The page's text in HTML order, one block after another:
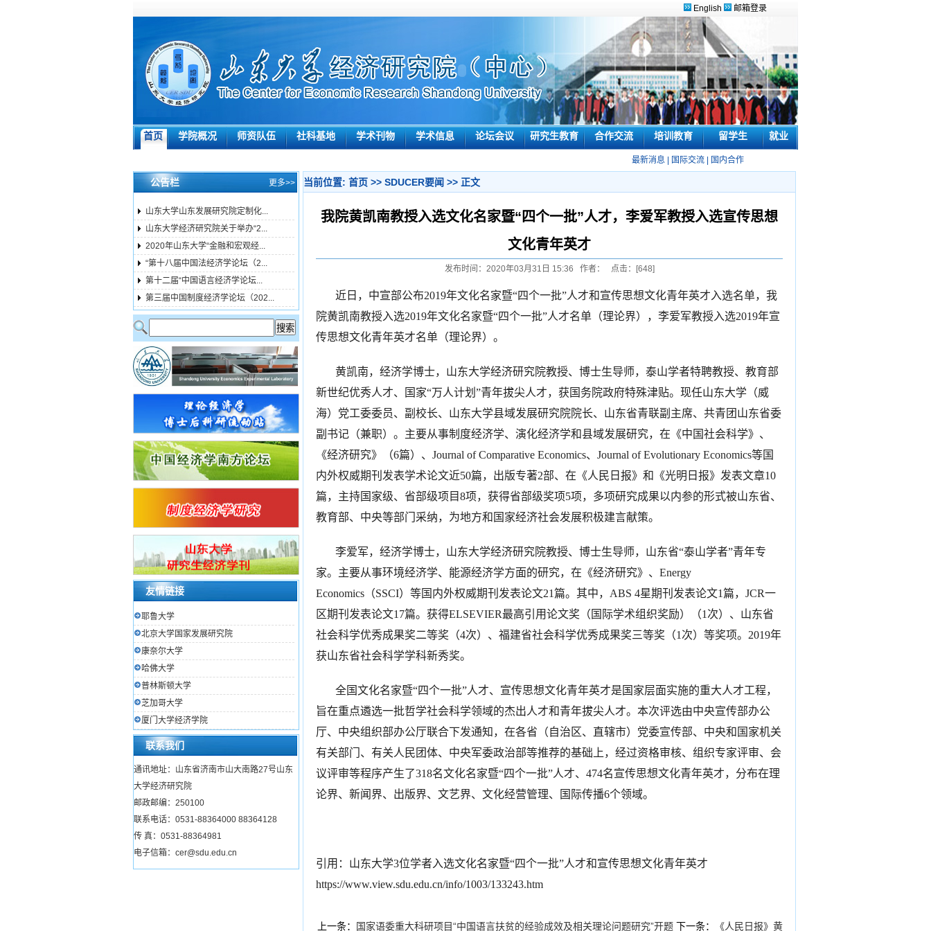
English 邮箱登录
首页 学院概况 师资队伍 社科基地 学术刊物 学术信息 论坛会议 研究生教育 合作交流 培训教育 留学生 就业
最新消息 国际交流 国内合作
公告栏 更多>>
山东大学山东发展研究院定制化...
山东大学经济研究院关于举办“2...
2020年山东大学“金融和宏观经...
“第十八届中国法经济学论坛（2...
第十二届“中国语言经济学论坛...
第三届中国制度经济学论坛（202...
友情链接
耶鲁大学
北京大学国家发展研究院
康奈尔大学
哈佛大学
普林斯顿大学
芝加哥大学
厦门大学经济学院
联系我们
通讯地址：山东省济南市山大南路27号山东
大学经济研究院
邮政邮编：250100
联系电话：0531-88364000 88364128
传 真：0531-88364981
电子信箱：cer@sdu.edu.cn
当前位置: 首页 >> SDUCER要闻 >> 正文
我院黄凯南教授入选文化名家暨“四个一批”人才，李爱军教授入选宣传思想
文化青年英才
发布时间：2020年03月31日 15:36 作者： 点击：[648]
近日，中宣部公布2019年文化名家暨“四个一批”人才和宣传思想文化青年英才入选名单， 我
院黄凯南教授入选2019年文化名家暨“四个一批”人才名单（理论界） ， 李爱军教授入选2019年宣
传思想文化青年英才名单（理论界）。
黄凯南，经济学博士， 山东大学经济研究院教授、博士生导师，泰山学者特聘教授、教育部
新世纪优秀人才、国家“万人计划”青年拔尖人才，获国务院政府特殊津贴。现任山东大学（威
海）党工委委员、副校长、山东大学县域发展研究院院长、山东省青联副主席、共青团山东省委
副书记（兼职） 。 主要从事制度经济学、演化经济学和县域发展研究，在《中国社会科学》、
《经济研究》（6篇）、Journal of Comparative Economics、Journal of Evolutionary Economics等国
内外权威期刊发表学术论文近50篇，出版专著2部、在《人民日报》和《光明日报》发表文章10
篇，主持国家级、省部级项目8项，获得省部级奖项5项，多项研究成果以内参的形式被山东省、
教育部、中央等部门采纳，为地方和国家经济社会发展积极建言献策。
李爱军，经济学博士，山东大学经济研究院教授、博士生导师， 山东省“泰山学者”青年专
家。主要从事环境经济学、能源经济学方面的研究，在《经济研究》、Energy
Economics（SSCI）等国内外权威期刊发表论文21篇。其中，ABS 4星期刊发表论文1篇，JCR一
区期刊发表论文17篇。获得ELSEVIER最高引用论文奖（国际学术组织奖励）（1次）、山东省
社会科学优秀成果奖二等奖（4次）、福建省社会科学优秀成果奖三等奖（1次）等奖项。2019年
获山东省社会科学学科新秀奖。
全国文化名家暨“四个一批”人才、宣传思想文化青年英才是国家层面实施的重大人才工程，
旨在重点遴选一批哲学社会科学领域的杰出人才和青年拔尖人才。本次评选由中央宣传部办公
厅、中央组织部办公厅联合下发通知，在各省（自治区、直辖市）党委宣传部、中央和国家机关
有关部门、有关人民团体、中央军委政治部等推荐的基础上，经过资格审核、组织专家评审、会
议评审等程序产生了318名文化名家暨“四个一批”人才、474名宣传思想文化青年英才，分布在理
论界、新闻界、出版界、文艺界、文化经营管理、国际传播6个领域。
引用：山东大学3位学者入选文化名家暨“四个一批”人才和宣传思想文化青年英才
https://www.view.sdu.edu.cn/info/1003/133243.htm
上一条： 国家语委重大科研项目“中国语言扶贫的经验成效及相关理论问题研究”开题 下一条： 《人民日报》黄